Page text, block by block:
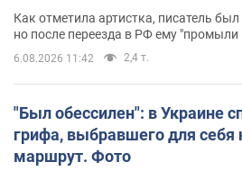
Как отметила артистка, писатель
но после переезда в РФ ему "промыли
6.08.2026 11:42 2,4 т.
"Был обессилен": в Украине
грифа, выбравшего для себя
маршрут. Фото